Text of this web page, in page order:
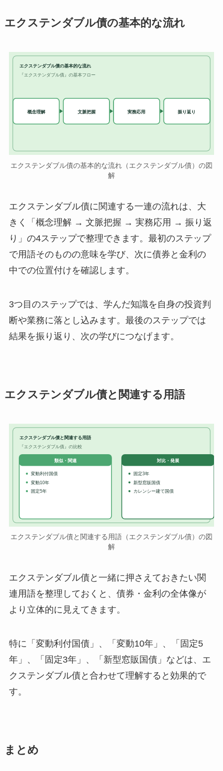
エクステンダブル債の基本的な流れ
エクステンダブル債の基本的な流れ
『エクステンダブル債』の基本フロー
概念理解 文脈把握 実務応用 振り返り
エクステンダブル債の基本的な流れ（エクステンダブル債）の図
解
エクステンダブル債に関連する一連の流れは、大
きく「概念理解 → 文脈把握 → 実務応用 → 振り返
り」の4ステップで整理できます。最初のステップ
で用語そのものの意味を学び、次に債券と金利の
中での位置付けを確認します。
3つ目のステップでは、学んだ知識を自身の投資判
断や業務に落とし込みます。最後のステップでは
結果を振り返り、次の学びにつなげます。
エクステンダブル債と関連する用語
エクステンダブル債と関連する用語
『エクステンダブル債』の比較
類似・関連
変動利付国債
変動10年
固定5年
対比・発展
固定3年
新型窓販国債
カレンシー建て国債
エクステンダブル債と関連する用語（エクステンダブル債）の図
解
エクステンダブル債と一緒に押さえておきたい関
連用語を整理しておくと、債券・金利の全体像が
より立体的に見えてきます。
特に「変動利付国債」、「変動10年」、「固定5
年」、「固定3年」、「新型窓販国債」などは、エ
クステンダブル債と合わせて理解すると効果的で
す。
まとめ